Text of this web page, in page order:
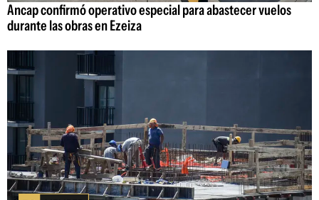
Ancap confirmó operativo especial para abastecer vuelos
durante las obras en Ezeiza